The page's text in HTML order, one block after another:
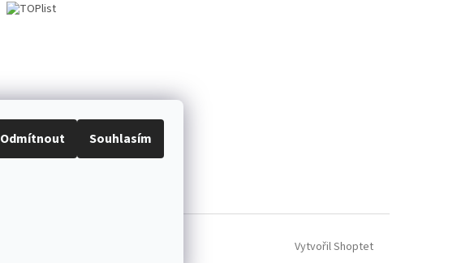
Odmítnout Souhlasím
Vytvořil Shoptet